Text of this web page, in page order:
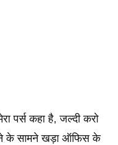
पर्स कहा है, जल्दी करो
के सामने खड़ा ऑफिस के